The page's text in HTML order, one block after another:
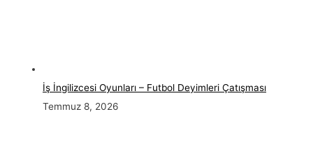
İş İngilizcesi Oyunları – Futbol Deyimleri Çatışması
Temmuz 8, 2026